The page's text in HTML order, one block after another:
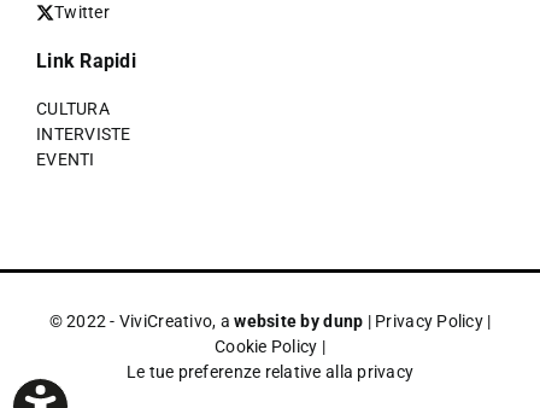
Twitter
Link Rapidi
CULTURA
INTERVISTE
EVENTI
© 2022 - ViviCreativo, awebsite by dunp | Privacy Policy|
Cookie Policy |
Le tue preferenze relative alla privacy